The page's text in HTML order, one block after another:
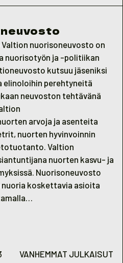
nuorisoneuvosto on
nuorisotyön ja -politiikan
kutsuu jäseniksi
elinoloihin perehtyneitä
neuvoston tehtävänä
arvoja ja asenteita
nuorten hyvinvoinnin
Valtion
nuorten kasvu- ja
Nuorisoneuvosto
nuoria koskettavia asioita
VANHEMMAT JULKAISUT